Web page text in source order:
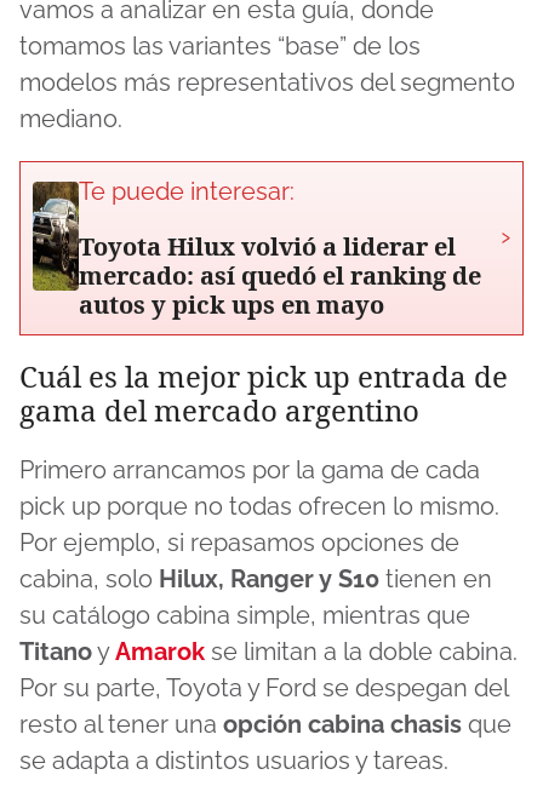
vamos a analizar en esta guía, donde
tomamos las variantes “base” de los
modelos más representativos del segmento
mediano.
Te puede interesar:
Toyota Hilux volvió a liderar el
mercado: así quedó el ranking de
autos y pick ups en mayo
›
Cuál es la mejor pick up entrada de
gama del mercado argentino
Primero arrancamos por la gama de cada
pick up porque no todas ofrecen lo mismo.
Por ejemplo, si repasamos opciones de
cabina, solo Hilux, Ranger y S10 tienen en
su catálogo cabina simple, mientras que
TitanoyAmarok se limitan a la doble cabina.
Por su parte, Toyota y Ford se despegan del
resto al tener una opción cabina chasis que
se adapta a distintos usuarios y tareas.